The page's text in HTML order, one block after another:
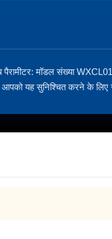
मॉडल संख्या
यह सुनिश्चित करने के लिए